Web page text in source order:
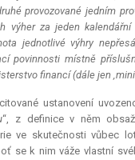
provozované jedním
výher za jeden
jednotlivé výhry
povinnosti místně
financí (dále jen
ustanovení
“, z definice v něm
ve skutečnosti vůbec
se k nim váže vlastní